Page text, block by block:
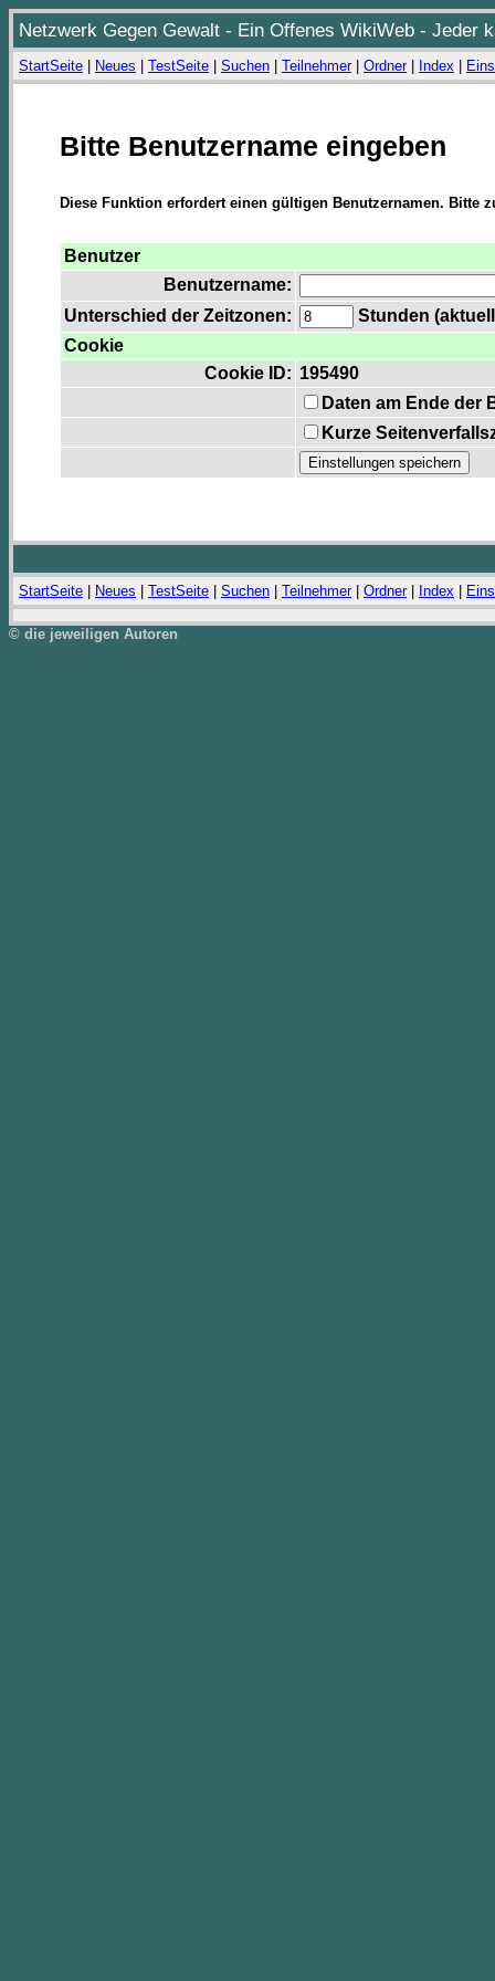
Netzwerk Gegen Gewalt - Ein Offenes WikiWeb - Jeder
StartSeite Neues TestSeite Suchen Teilnehmer| Ordner| Index
Bitte Benutzername eingeben
Diese Funktion erfordert einen gültigen Benutzernamen. Bitte
Benutzer
Benutzername:
Unterschied der Zeitzonen:
Stunden
Cookie
Cookie ID: 195490
Daten am Ende der
Kurze
StartSeite Neues TestSeite Suchen Teilnehmer| Ordner| Index
© die jeweiligen Autoren